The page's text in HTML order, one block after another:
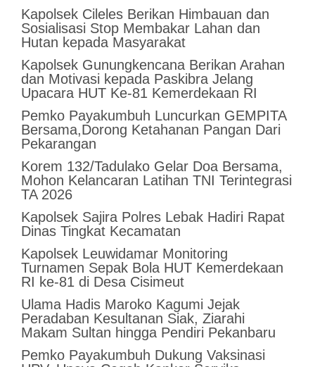
Kapolsek Cileles Berikan Himbauan dan
Sosialisasi Stop Membakar Lahan dan
Hutan kepada Masyarakat
‎Kapolsek Gunungkencana Berikan Arahan
dan Motivasi kepada Paskibra Jelang
Upacara HUT Ke-81 Kemerdekaan RI
Pemko Payakumbuh Luncurkan GEMPITA
Bersama,Dorong Ketahanan Pangan Dari
Pekarangan
Korem 132/Tadulako Gelar Doa Bersama,
Mohon Kelancaran Latihan TNI Terintegrasi
TA 2026
Kapolsek Sajira Polres Lebak Hadiri Rapat
Dinas Tingkat Kecamatan
Kapolsek Leuwidamar Monitoring
Turnamen Sepak Bola HUT Kemerdekaan
RI ke-81 di Desa Cisimeut
Ulama Hadis Maroko Kagumi Jejak
Peradaban Kesultanan Siak, Ziarahi
Makam Sultan hingga Pendiri Pekanbaru
Pemko Payakumbuh Dukung Vaksinasi